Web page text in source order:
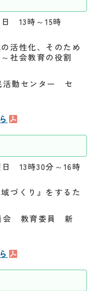
13時～ 15時
活性化、そのため
社会教育の役割
センター セ
13時30分～16時
づくり』をするた
教育委員 新